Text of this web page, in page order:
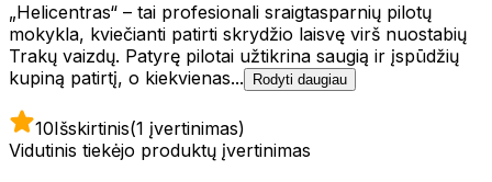
„Helicentras“ – tai profesionali sraigtasparnių pilotų
mokykla, kviečianti patirti skrydžio laisvę virš nuostabių
Trakų vaizdų. Patyrę pilotai užtikrina saugią ir įspūdžių
kupiną patirtį, o kiekvienas...
Rodyti daugiau
10Išskirtinis(1 įvertinimas)
Vidutinis tiekėjo produktų įvertinimas